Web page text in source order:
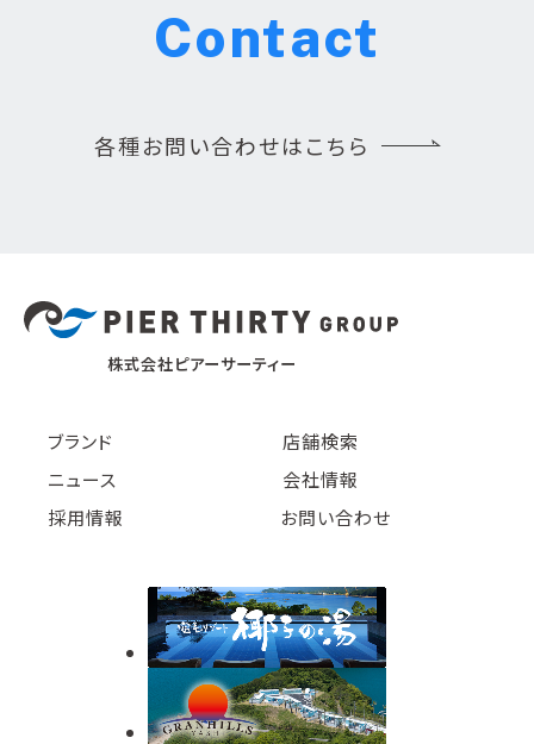
Contact
各種お問い合わせはこちら
株式会社ピアーサーティー
ブランド
店舗検索
ニュース
会社情報
採用情報
お問い合わせ